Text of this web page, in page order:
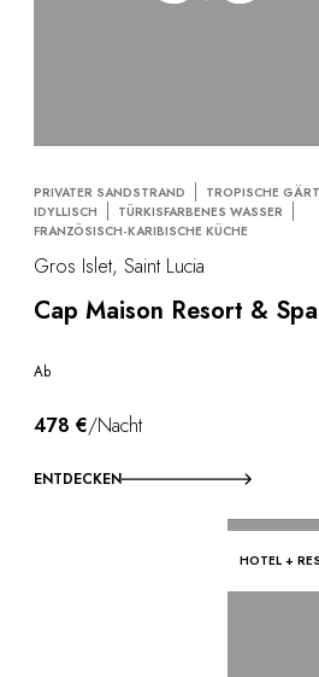
PRIVATER SANDSTRAND
TROPISCHE
IDYLLISCH
TÜRKISFARBENES WASSER
FRANZÖSISCH-KARIBISCHE KÜCHE
Gros Islet, Saint Lucia
Cap Maison Resort & Spa
Ab
478 €/Nacht
ENTDECKEN
HOTEL +